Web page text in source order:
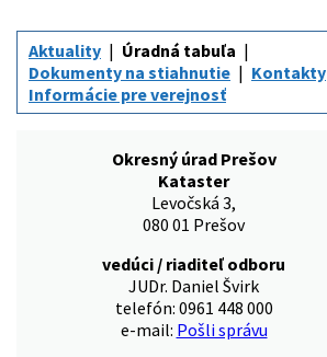
Aktuality
Úradná tabuľa
Dokumenty na stiahnutie
Kontakty
Informácie pre verejnosť
Okresný úrad Prešov
Kataster
Levočská 3,
080 01 Prešov
vedúci / riaditeľ odboru
JUDr. Daniel Švirk
telefón: 0961 448 000
e-mail: Pošli správu